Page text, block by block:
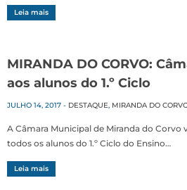
Leia mais
MIRANDA DO CORVO:
aos alunos do 1.º Ciclo
JULHO 14, 2017 - DESTAQUE, MIRANDA DO
A Câmara Municipal de Miranda do Corvo
todos os alunos do 1.º Ciclo do Ensino…
Leia mais